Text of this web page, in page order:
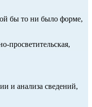
бы то ни было форме,
просветительская,
и анализа сведений,